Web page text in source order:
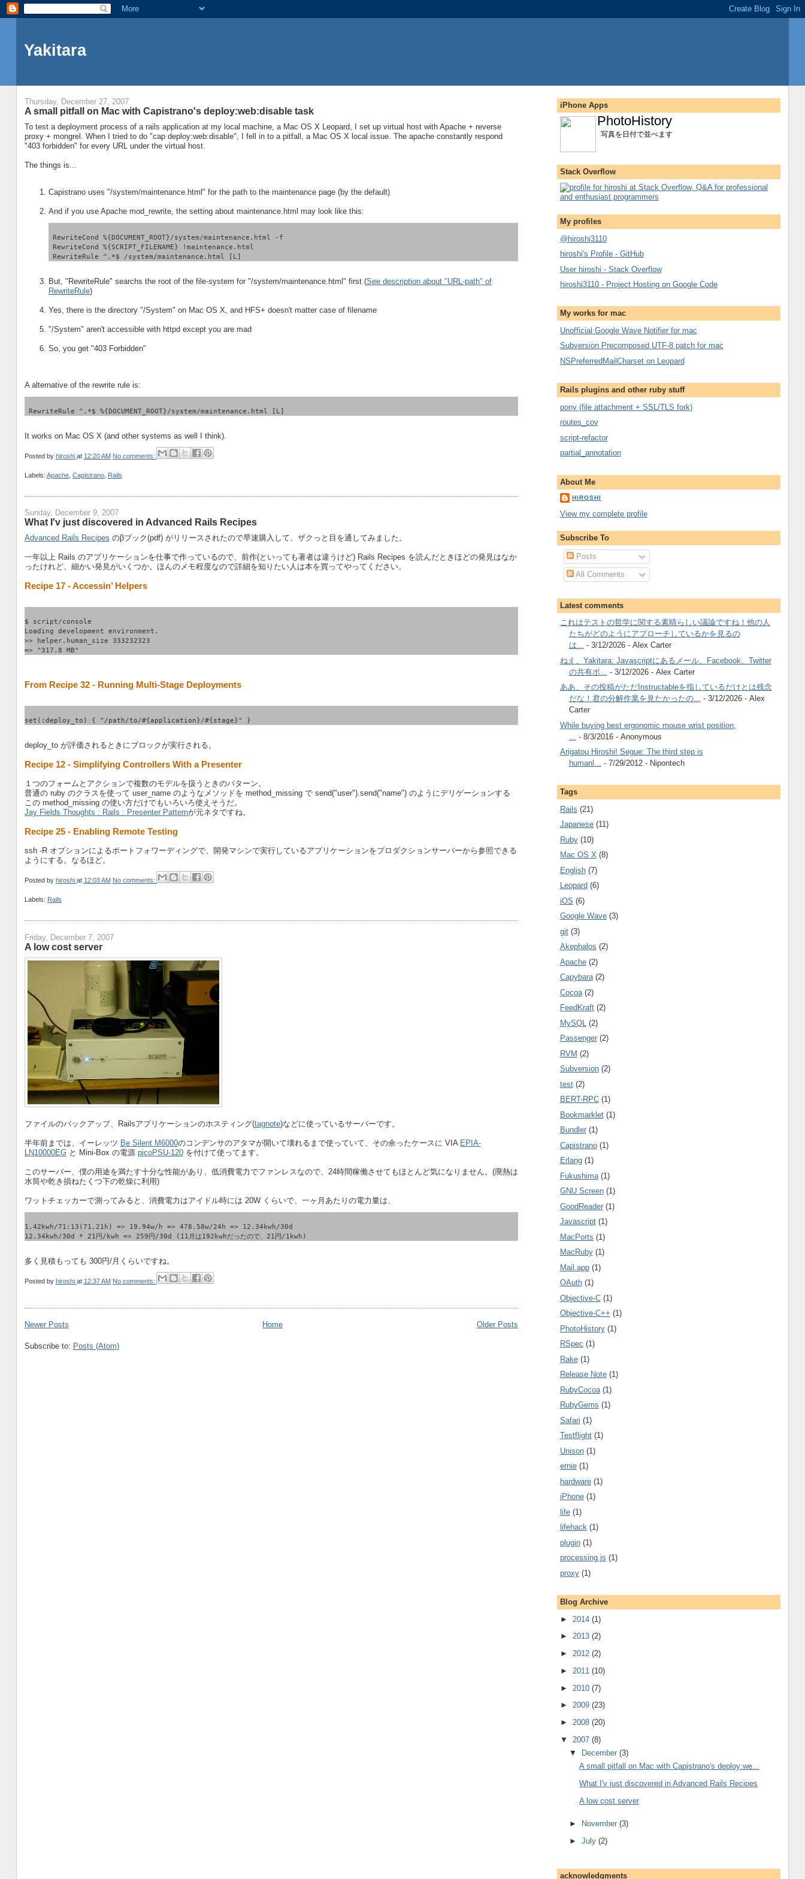
Yakitara
Thursday, December 27, 2007
A small pitfall on Mac with Capistrano's deploy:web:disable task
To test a deployment process of a rails application at my local machine, a Mac OS X Leopard, I set up virtual host with Apache + reverse
proxy + mongrel. When I tried to do "cap deploy:web:disable", I fell in to a pitfall, a Mac OS X local issue. The apache constantly respond
"403 forbidden" for every URL under the virtual host.
The things is...
Capistrano uses "/system/maintenance.html" for the path to the maintenance page (by the default)
And if you use Apache mod_rewrite, the setting about maintenance.html may look like this:
RewriteCond %{DOCUMENT_ROOT}/system/maintenance.html -f
RewriteCond %{SCRIPT_FILENAME} !maintenance.html
RewriteRule ^.*$ /system/maintenance.html [L]
But, "RewriteRule" searchs the root of the file-system for "/system/maintenance.html" first (See description about "URL-path" of
RewriteRule)
Yes, there is the directory "/System" on Mac OS X, and HFS+ doesn't matter case of filename
"/System" aren't accessible with httpd except you are mad
So, you get "403 Forbidden"
A alternative of the rewrite rule is:
RewriteRule ^.*$ %{DOCUMENT_ROOT}/system/maintenance.html [L]
It works on Mac OS X (and other systems as well I think).
Posted by hiroshi at 12:20 AM No comments:
Labels: Apache, Capistrano, Rails
Sunday, December 9, 2007
What I'v just discovered in Advanced Rails Recipes
Advanced Rails Recipes のβブック(pdf) がリリースされたので早速購入して、ザクっと目を通してみました。
一年以上 Rails のアプリケーションを仕事で作っているので、前作(といっても著者は違うけど) Rails Recipes を読んだときほどの発見はなか
ったけれど、細かい発見がいくつか。ほんのメモ程度なので詳細を知りたい人は本を買ってやってください。
Recipe 17 - Accessin’ Helpers
$ script/console
Loading development environment.
>> helper.human_size 333232323
=> "317.8 MB"
From Recipe 32 - Running Multi-Stage Deployments
set(:deploy_to) { "/path/to/#{application}/#{stage}" }
deploy_to が評価されるときにブロックが実行される。
Recipe 12 - Simplifying Controllers With a Presenter
１つのフォームとアクションで複数のモデルを扱うときのパターン。
普通の ruby のクラスを使って user_name のようなメソッドを method_missing で send("user").send("name") のようにデリゲーションする
この method_missing の使い方だけでもいろいろ使えそうだ。
Jay Fields Thoughts : Rails : Presenter Patternが元ネタですね。
Recipe 25 - Enabling Remote Testing
ssh -R オプションによるポートフォワーディングで、開発マシンで実行しているアプリケーションをプロダクションサーバーから参照できる
ようにする。なるほど。
Posted by hiroshi at 12:03 AM No comments:
Labels: Rails
Friday, December 7, 2007
A low cost server
ファイルのバックアップ、Railsアプリケーションのホスティング(tagnote)などに使っているサーバーです。
半年前までは、イーレッツ Be Silent M6000のコンデンサのアタマが開いて壊れるまで使っていて、その余ったケースに VIA EPIA-
LN10000EGと Mini-Box の電源 picoPSU-120を付けて使ってます。
このサーバー、僕の用途を満たす十分な性能があり、低消費電力でファンレスなので、24時間稼働させてもほとんど気になりません。(廃熱は
水筒や乾き損ねたくつ下の乾燥に利用)
ワットチェッカーで測ってみると、消費電力はアイドル時には 20W くらいで、一ヶ月あたりの電力量は、
1.42kwh/71:13(71.21h) => 19.94w/h => 478.58w/24h => 12.34kwh/30d
12.34kwh/30d * 21円/kwh => 259円/30d (11月は192kwhだったので、21円/1kwh)
多く見積もっても 300円/月くらいですね。
Posted by hiroshi at 12:37 AM No comments:
Newer Posts Older Posts
Home
Subscribe to: Posts (Atom)
iPhone Apps
PhotoHistory
写真を日付で並べます
Stack Overflow
My profiles
@hiroshi3110
hiroshi's Profile - GitHub
User hiroshi - Stack Overflow
hiroshi3110 - Project Hosting on Google Code
My works for mac
Unofficial Google Wave Notifier for mac
Subversion Precomposed UTF-8 patch for mac
NSPreferredMailCharset on Leopard
Rails plugins and other ruby stuff
pony (file attachment + SSL/TLS fork)
routes_cov
script-refactor
partial_annotation
About Me
HIROSHI
View my complete profile
Subscribe To
Posts
All Comments
Latest comments
これはテストの哲学に関する素晴らしい議論ですね！他の人
たちがどのようにアプローチしているかを見るの
は... - 3/12/2026- Alex Carter
ねえ、Yakitara: Javascriptにあるメール、Facebook、Twitter
の共有ボ...
- 3/12/2026- Alex Carter
ああ、その投稿がただInstructableを指しているだけとは残念
だな！君の分解作業を見たかったの... - 3/12/2026- Alex
Carter
While buying best ergonomic mouse wrist position,
- 8/3/2016- Anonymous
Arigatou Hiroshi! Segue: The third step is
humanl... - 7/29/2012- Nipontech
Tags
Rails (21)
Japanese (11)
Ruby (10)
Mac OS X (8)
English (7)
Leopard (6)
iOS (6)
Google Wave (3)
git (3)
Akephalos (2)
Apache (2)
Capybara (2)
Cocoa (2)
FeedKraft (2)
MySQL
(2)
Passenger (2)
RVM (2)
Subversion (2)
test (2)
BERT-RPC (1)
Bookmarklet (1)
Bundler (1)
Capistrano (1)
Erlang (1)
Fukushima (1)
GNU Screen (1)
GoodReader (1)
Javascript (1)
MacPorts (1)
MacRuby (1)
Mail.app (1)
OAuth (1)
Objective-C (1)
Objective-C++ (1)
PhotoHistory (1)
RSpec (1)
Rake (1)
Release Note (1)
RubyCocoa (1)
RubyGems (1)
Safari (1)
Testflight (1)
Unison (1)
ernie (1)
hardware (1)
iPhone (1)
life (1)
lifehack (1)
plugin (1)
processing.js (1)
proxy (1)
Blog Archive
► 2014 (1)
► 2013 (2)
► 2012 (2)
► 2011 (10)
► 2010 (7)
► 2009 (23)
► 2008 (20)
▼ 2007 (8)
▼
December(3)
A small pitfall on Mac with Capistrano's deploy:we...
What I'v just discovered in Advanced Rails Recipes
A low cost server
► November(3)
►July(2)
acknowledgments